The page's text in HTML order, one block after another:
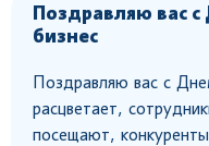
Поздравляю вас
бизнес
Поздравляю вас с
расцветает,
посещают,